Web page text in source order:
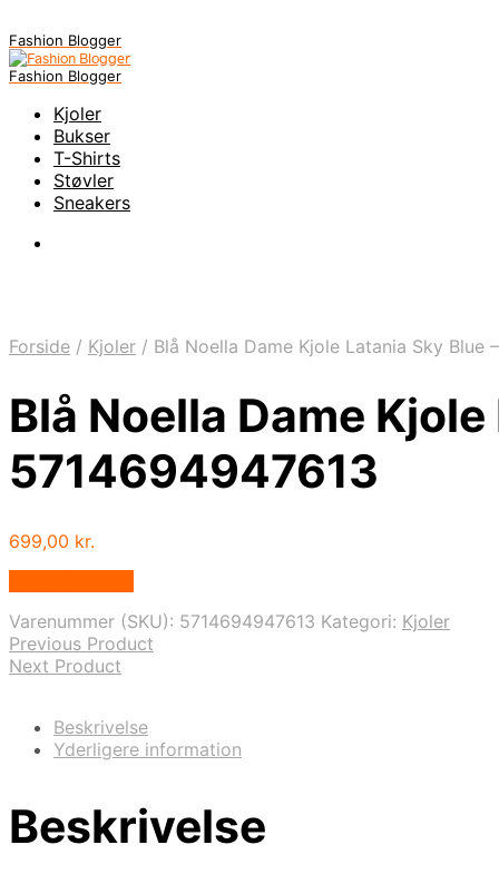
Fashion Blogger
Fashion Blogger
Kjoler
Bukser
T-Shirts
Støvler
Sneakers
Forside / Kjoler / Blå Noella Dame Kjole Latania Sky Blue
Blå Noella Dame
5714694947613
699,00 kr.
Varenummer (SKU): 5714694947613 Kategori: Kjoler
Previous Product
Next Product
Beskrivelse
Yderligere information
Beskrivelse